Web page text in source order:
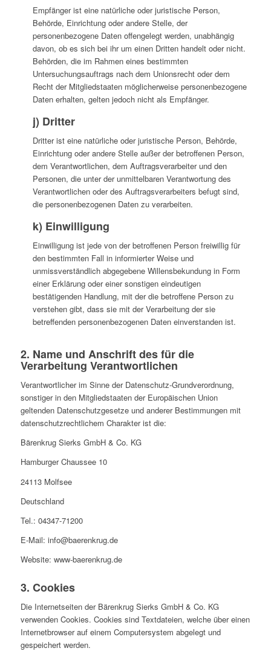
Empfänger ist eine natürliche oder juristische Person,
Behörde, Einrichtung oder andere Stelle, der
personenbezogene Daten offengelegt werden, unabhängig
davon, ob es sich bei ihr um einen Dritten handelt oder nicht.
Behörden, die im Rahmen eines bestimmten
Untersuchungsauftrags nach dem Unionsrecht oder dem
Recht der Mitgliedstaaten möglicherweise personenbezogene
Daten erhalten, gelten jedoch nicht als Empfänger.
j) Dritter
Dritter ist eine natürliche oder juristische Person, Behörde,
Einrichtung oder andere Stelle außer der betroffenen Person,
dem Verantwortlichen, dem Auftragsverarbeiter und den
Personen, die unter der unmittelbaren Verantwortung des
Verantwortlichen oder des Auftragsverarbeiters befugt sind,
die personenbezogenen Daten zu verarbeiten.
k) Einwilligung
Einwilligung ist jede von der betroffenen Person freiwillig für
den bestimmten Fall in informierter Weise und
unmissverständlich abgegebene Willensbekundung in Form
einer Erklärung oder einer sonstigen eindeutigen
bestätigenden Handlung, mit der die betroffene Person zu
verstehen gibt, dass sie mit der Verarbeitung der sie
betreffenden personenbezogenen Daten einverstanden ist.
2. Name und Anschrift des für die
Verarbeitung Verantwortlichen
Verantwortlicher im Sinne der Datenschutz-Grundverordnung,
sonstiger in den Mitgliedstaaten der Europäischen Union
geltenden Datenschutzgesetze und anderer Bestimmungen mit
datenschutzrechtlichem Charakter ist die:
Bärenkrug Sierks GmbH & Co. KG
Hamburger Chaussee 10
24113 Molfsee
Deutschland
Tel.: 04347-71200
E-Mail: info@baerenkrug.de
Website: www-baerenkrug.de
3. Cookies
Die Internetseiten der Bärenkrug Sierks GmbH & Co. KG
verwenden Cookies. Cookies sind Textdateien, welche über einen
Internetbrowser auf einem Computersystem abgelegt und
gespeichert werden.